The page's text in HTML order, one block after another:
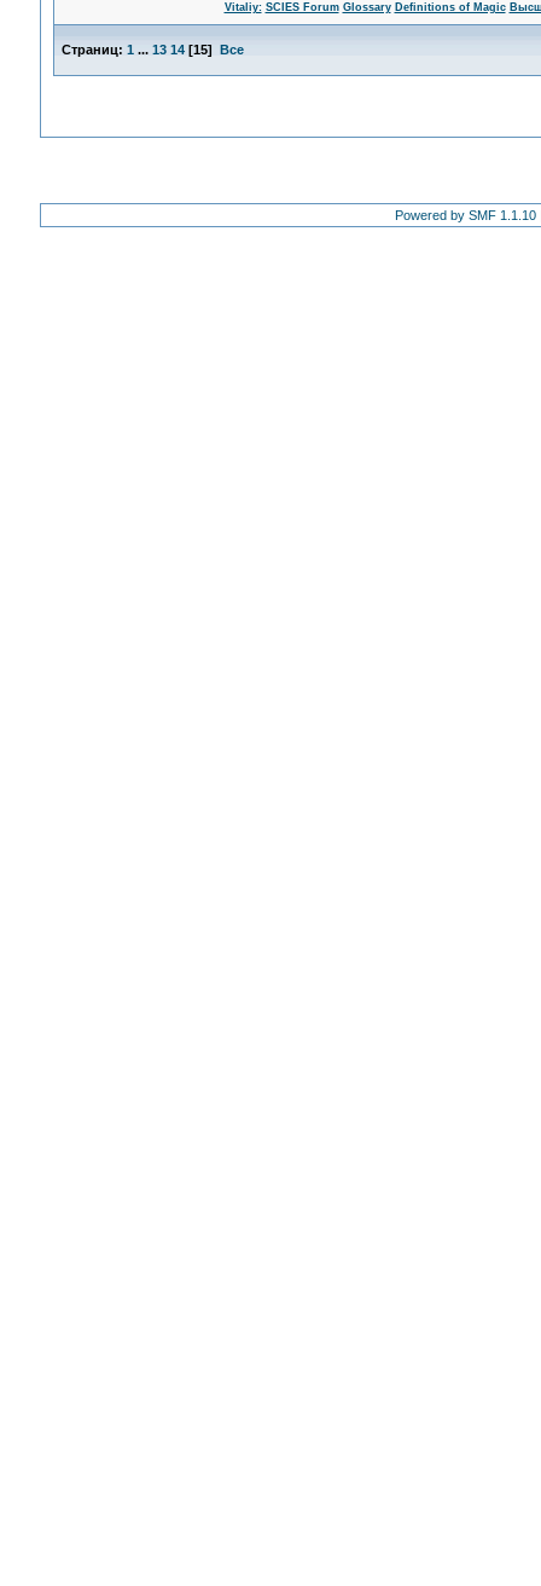
Vitaliy: SCIES Forum Glossary Definitions of Magic
Страниц: 1 ... 13 14[15] Все
Powered by SMF 1.1.10